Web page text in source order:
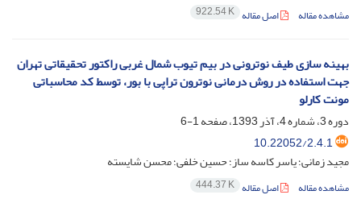
مشاهده مقاله اصل مقاله 922.54 K
بهینه سازی طیف نوترونی در بیم تیوب شمال غربی راکتور تحقیقاتی تهران
جهت استفاده در روش درمانی نوترون تراپی با بور، توسط کد محاسباتی
مونت کارلو
دوره 3، شماره 4، آذر 1393، صفحه
1-6
10.22052/2.4.1
مجید زمانی؛ یاسر کاسه ساز؛ حسین خلفی؛ محسن شایسته
مشاهده مقاله اصل مقاله 444.37 K